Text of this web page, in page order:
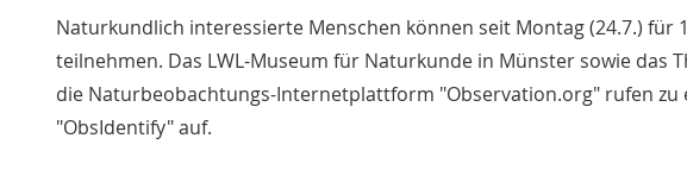
Naturkundlich interessierte Menschen können seit Montag (24.7.) für
teilnehmen. Das LWL-Museum für Naturkunde in Münster sowie
die Naturbeobachtungs-Internetplattform "Observation.org" rufen
"ObsIdentify" auf.